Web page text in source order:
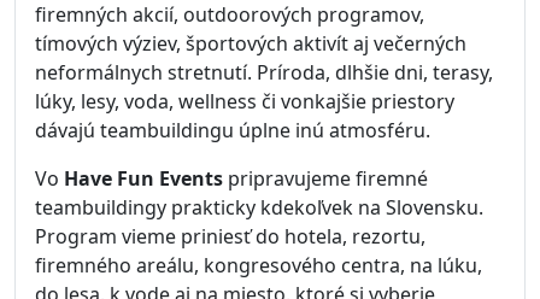
firemných akcií, outdoorových programov,
tímových výziev, športových aktivít aj večerných
neformálnych stretnutí. Príroda, dlhšie dni, terasy,
lúky, lesy, voda, wellness či vonkajšie priestory
dávajú teambuildingu úplne inú atmosféru.
Vo Have Fun Events pripravujeme firemné
teambuildingy prakticky kdekoľvek na Slovensku.
Program vieme priniesť do hotela, rezortu,
firemného areálu, kongresového centra, na lúku,
do lesa, k vode aj na miesto, ktoré si vyberie